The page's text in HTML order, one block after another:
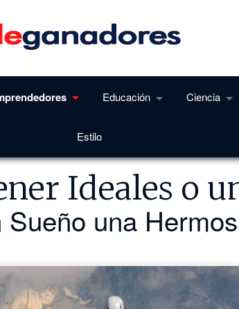
Educación Ciencia
Estilo
Ideales o
una